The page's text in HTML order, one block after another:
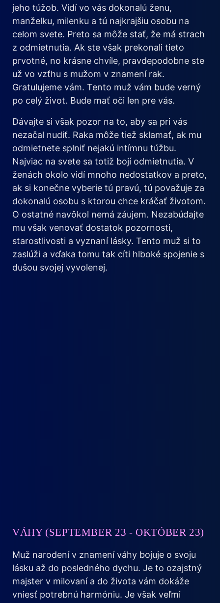
jeho túžob. Vidí vo vás dokonalú ženu,
manželku, milenku a tú najkrajšiu osobu na
celom svete. Preto sa môže stať, že má strach
z odmietnutia. Ak ste však prekonali tieto
prvotné, no krásne chvíle, pravdepodobne ste
už vo vzťhu s mužom v znamení rak.
Gratulujeme vám. Tento muž vám bude verný
po celý život. Bude mať oči len pre vás.
Dávajte si však pozor na to, aby sa pri vás
nezačal nudiť. Raka môže tiež sklamať, ak mu
odmietnete splniť nejakú intímnu túžbu.
Najviac na svete sa totiž bojí odmietnutia. V
ženách okolo vidí mnoho nedostatkov a preto,
ak si konečne vyberie tú pravú, tú považuje za
dokonalú osobu s ktorou chce kráčať životom.
O ostatné navôkol nemá záujem. Nezabúdajte
mu však venovať dostatok pozornosti,
starostlivosti a vyznaní lásky. Tento muž si to
zaslúži a vďaka tomu tak cíti hlboké spojenie s
dušou svojej vyvolenej.
VÁHY (SEPTEMBER 23 - OKTÓBER 23)
Muž narodení v znamení váhy bojuje o svoju
lásku až do posledného dychu. Je to ozajstný
majster v milovaní a do života vám dokáže
vniesť potrebnú harmóniu. Je však veľmi